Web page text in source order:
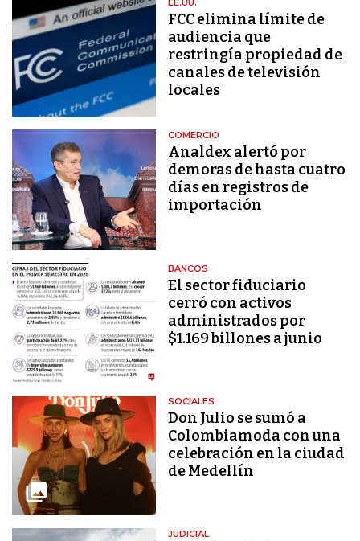
EE.UU.
FCC elimina límite de
audiencia que
restringía propiedad de
canales de televisión
locales
COMERCIO
Analdex alertó por
demoras de hasta cuatro
días en registros de
importación
BANCOS
El sector fiduciario
cerró con activos
administrados por
$1.169 billones a junio
SOCIALES
Don Julio se sumó a
Colombiamoda con una
celebración en la ciudad
de Medellín
JUDICIAL